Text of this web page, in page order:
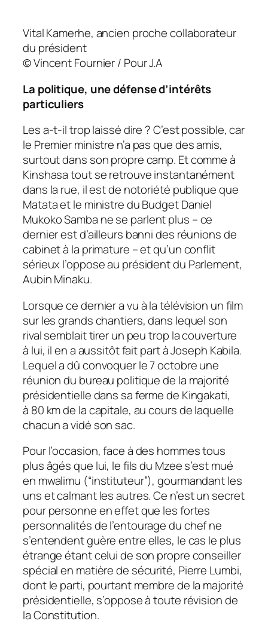
Vital Kamerhe, ancien proche collaborateur
du président
© Vincent Fournier / Pour J.A
La politique, une défense d’intérêts
particuliers
Les a-t-il trop laissé dire ? C’est possible, car
le Premier ministre n’a pas que des amis,
surtout dans son propre camp. Et comme à
Kinshasa tout se retrouve instantanément
dans la rue, il est de notoriété publique que
Matata et le ministre du Budget Daniel
Mukoko Samba ne se parlent plus – ce
dernier est d’ailleurs banni des réunions de
cabinet à la primature – et qu’un conflit
sérieux l’oppose au président du Parlement,
Aubin Minaku.
Lorsque ce dernier a vu à la télévision un film
sur les grands chantiers, dans lequel son
rival semblait tirer un peu trop la couverture
à lui, il en a aussitôt fait part à Joseph Kabila.
Lequel a dû convoquer le 7 octobre une
réunion du bureau politique de la majorité
présidentielle dans sa ferme de Kingakati,
à 80 km de la capitale, au cours de laquelle
chacun a vidé son sac.
Pour l’occasion, face à des hommes tous
plus âgés que lui, le fils du Mzee s’est mué
en mwalimu (“instituteur”), gourmandant les
uns et calmant les autres. Ce n’est un secret
pour personne en effet que les fortes
personnalités de l’entourage du chef ne
s’entendent guère entre elles, le cas le plus
étrange étant celui de son propre conseiller
spécial en matière de sécurité, Pierre Lumbi,
dont le parti, pourtant membre de la majorité
présidentielle, s’oppose à toute révision de
la Constitution.